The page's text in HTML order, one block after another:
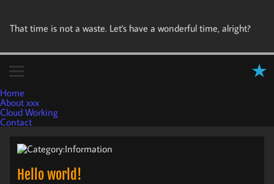
That time is not a waste. Let's have a wonderful time, alright?
Home
About xxx
Cloud Working
Contact
Hello world!